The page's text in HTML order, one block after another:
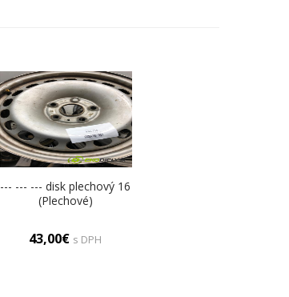
--- --- --- disk plechový 16
(Plechové)
43,00€ s DPH